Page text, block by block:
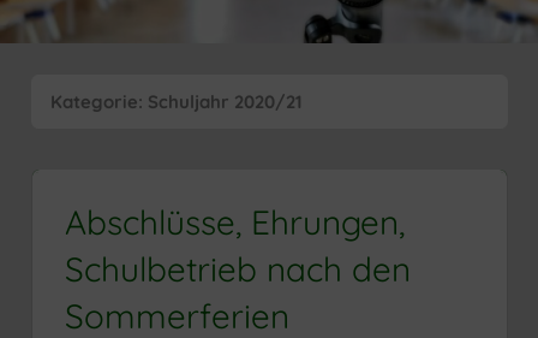
Kategorie: Schuljahr 2020/21
Abschlüsse, Ehrungen,
Schulbetrieb nach den
Sommerferien